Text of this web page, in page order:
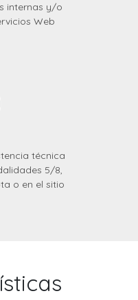
internas y/o
Web
técnica
5/8,
o en el sitio